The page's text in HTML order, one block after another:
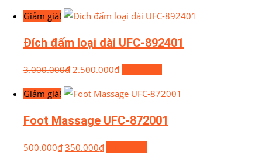
Giảm giá!
Đích đấm loại dài UFC-892401
3.000.000₫ 2.500.000₫
Giảm giá!
Foot Massage UFC-872001
500.000₫ 350.000₫